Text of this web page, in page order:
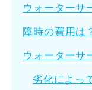
ウォーターサ
障時の費用は
ウォーターサ
劣化によっ